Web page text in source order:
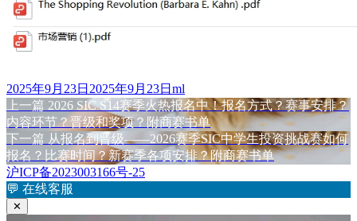
发
布
于
2025年9月23日 2025年9月23日 作
者
ml
文
章
导
航
上一篇 上
篇
文
章：
2026 SIC S14赛季火热报名中！报名方式？赛事安排？
内容环节？晋级和奖项？附商赛书单
下一篇 下
篇
文
章：
从报名到晋级——2026赛季SIC中学生投资挑战赛如何
报名？比赛时间？新赛季各项安排？附商赛书单
沪ICP备2023003166号-25
💬 在线客服
✕